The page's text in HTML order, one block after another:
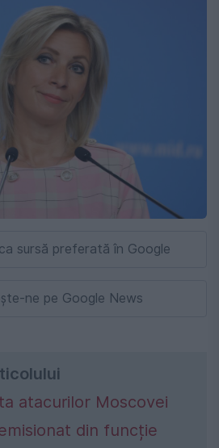
sursă preferată în Google
ne pe Google News
atacurilor Moscovei
din funcție